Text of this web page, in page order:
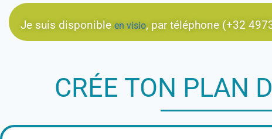
Je suis disponible en visio, par téléphone (+32
CRÉE TON PLAN